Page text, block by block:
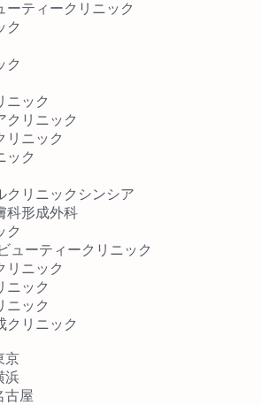
ーティークリニック
ク
ク
ニック
クリニック
リニック
ック
クリニックシンシア
科形成外科
ク
ューティークリニック
リニック
ニック
ニック
クリニック
京
浜
古屋